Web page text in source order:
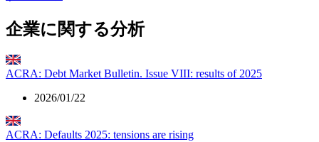
企業に関する分析
ACRA: Debt Market Bulletin. Issue VIII: results of 2025
2026/01/22
ACRA: Defaults 2025: tensions are rising